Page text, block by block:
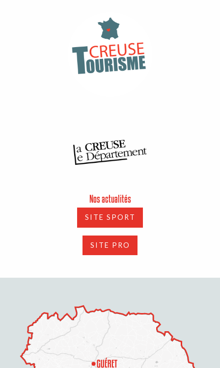
Nos actualités
SITE SPORT
SITE PRO